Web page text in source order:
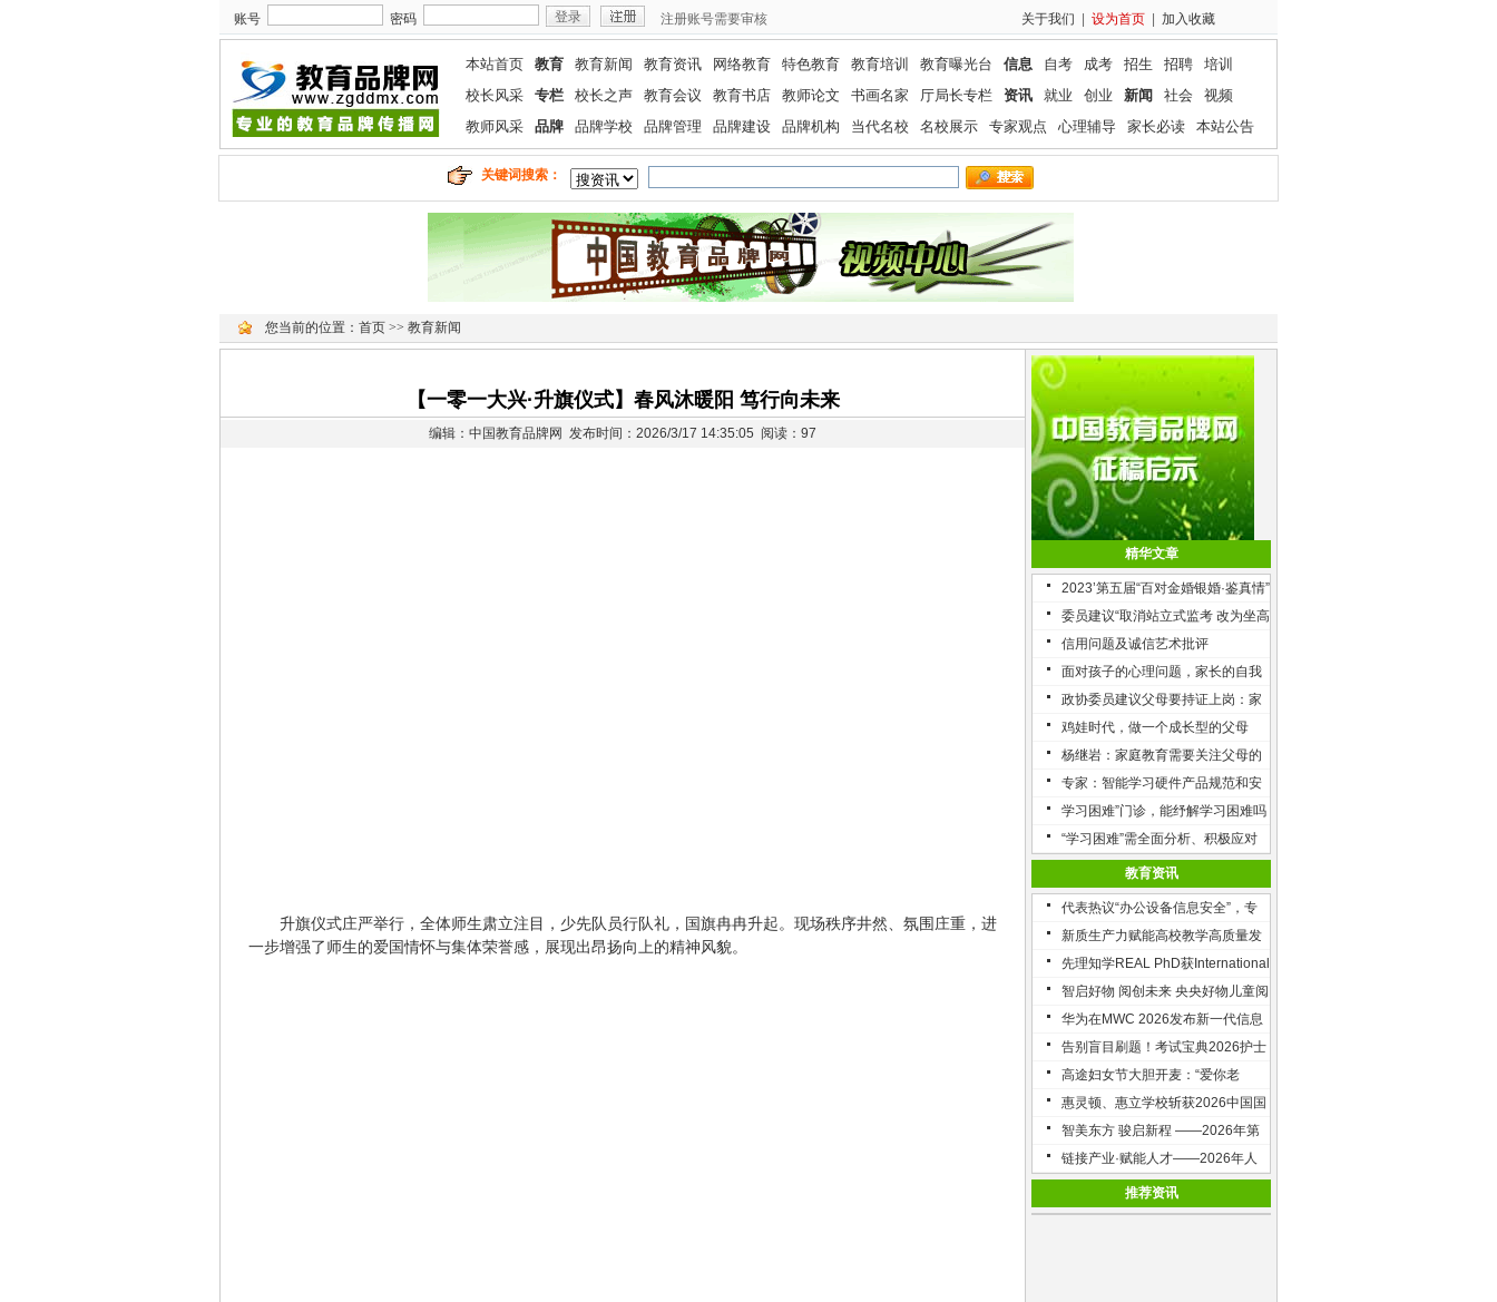
账号 密码 注册账号需要审核 关于我们 设为首页 加入收藏
本站首页 教育 教育新闻 教育资讯 网络教育 特色教育 教育培训 教育曝光台 信息 自考 成考 招生 招聘
培训
校长风采
专栏 校长之声 教育会议 教育书店 教师论文 书画名家 厅局长专栏 资讯 就业 创业 新闻 社会
视频
教师风采
品牌 品牌学校 品牌管理 品牌建设 品牌机构 当代名校 名校展示 专家观点 心理辅导 家长必读 本站公告
关键词搜索：
您当前的位置： 首页 >> 教育新闻
【一零一大兴·升旗仪式】春风沐暖阳 笃行向未来
编辑：中国教育品牌网 发布时间：2026/3/17 14:35:05 阅读：97
升旗仪式庄严举行，全体师生肃立注目，少先队员行队礼，国旗冉冉升起。现场秩序井然、氛围庄重，进
一步增强了师生的爱国情怀与集体荣誉感，展现出昂扬向上的精神风貌。
精华文章
2023’第五届“百对金婚银婚·鉴真情”
委员建议“取消站立式监考 改为坐高
凳”，济南教育局：不可行
信用问题及诚信艺术批评
面对孩子的心理问题，家长的自我
成长必不可少
政协委员建议父母要持证上岗：家
庭教育是一场有理、有利、有节的
战争
鸡娃时代，做一个成长型的父母
杨继岩：家庭教育需要关注父母的
人格发展
专家：智能学习硬件产品规范和安
全使用不可忽视
学习困难”门诊，能纾解学习困难吗
“学习困难”需全面分析、积极应对
教育资讯
代表热议“办公设备信息安全”，专
家建议“全周期安全管理”
新质生产力赋能高校教学高质量发
展
先理知学REAL PhD获International
Brilliance Awards奖
智启好物 阅创未来 央央好物儿童阅
读与乐乐趣童书合作签约仪式成功
举行
华为在MWC 2026发布新一代信息
技术领域智慧课程，以AI赋能全球
教育数字化新未来
告别盲目刷题！考试宝典2026护士
执业考冲刺方案，开启高效抢分
路！
高途妇女节大胆开麦：“爱你老
己”才是更高级的生长
惠灵顿、惠立学校斩获2026中国国
际学校大奖两项殊荣
智美东方 骏启新程 ——2026年第
二届“百雀羚发现中国美｜全国大学
生AIGC创意设计大赛”启动
链接产业·赋能人才——2026年人
力资源服务协同发展座谈会在昆明
成功举办
推荐资讯